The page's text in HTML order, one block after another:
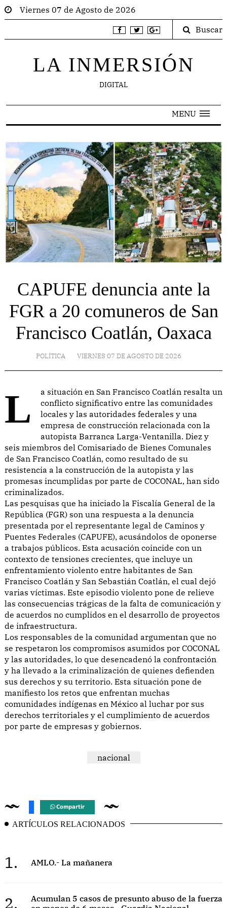
Viernes 07 de Agosto de 2026
Buscar
LA INMERSIÓN
DIGITAL
MENU
CAPUFE denuncia ante la
FGR a 20 comuneros de San
Francisco Coatlán, Oaxaca
POLÍTICA VIERNES 07 DE AGOSTO DE 2026
La situación en San Francisco Coatlán resalta un
conflicto significativo entre las comunidades
locales y las autoridades federales y una
empresa de construcción relacionada con la
autopista Barranca Larga-Ventanilla. Diez y
seis miembros del Comisariado de Bienes Comunales
de San Francisco Coatlán, como resultado de su
resistencia a la construcción de la autopista y las
promesas incumplidas por parte de COCONAL, han sido
criminalizados.
Las pesquisas que ha iniciado la Fiscalía General de la
República (FGR) son una respuesta a la denuncia
presentada por el representante legal de Caminos y
Puentes Federales (CAPUFE), acusándolos de oponerse
a trabajos públicos. Esta acusación coincide con un
contexto de tensiones crecientes, que incluye un
enfrentamiento violento entre habitantes de San
Francisco Coatlán y San Sebastián Coatlán, el cual dejó
varias víctimas. Este episodio violento pone de relieve
las consecuencias trágicas de la falta de comunicación y
de acuerdos no cumplidos en el desarrollo de proyectos
de infraestructura.
Los responsables de la comunidad argumentan que no
se respetaron los compromisos asumidos por COCONAL
y las autoridades, lo que desencadenó la confrontación
y ha llevado a la criminalización de quienes defienden
sus derechos y su territorio. Esta situación pone de
manifiesto los retos que enfrentan muchas
comunidades indígenas en México al luchar por sus
derechos territoriales y el cumplimiento de acuerdos
por parte de empresas y gobiernos.
nacional
Compartir
ARTÍCULOS RELACIONADOS
1. AMLO.- La mañanera
2.
Acumulan 5 casos de presunto abuso de la fuerza